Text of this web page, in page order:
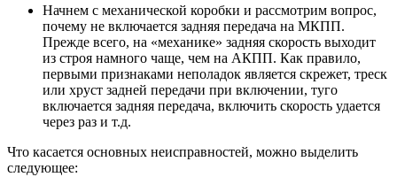
Начнем с механической коробки и рассмотрим вопрос,
почему не включается задняя передача на МКПП.
Прежде всего, на «механике» задняя скорость выходит
из строя намного чаще, чем на АКПП. Как правило,
первыми признаками неполадок является скрежет, треск
или хруст задней передачи при включении, туго
включается задняя передача, включить скорость удается
через раз и т.д.
Что касается основных неисправностей, можно выделить
следующее: